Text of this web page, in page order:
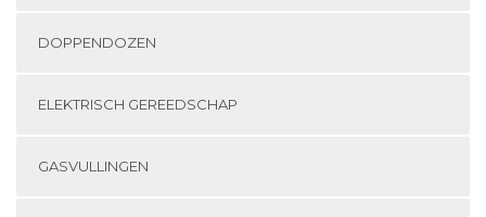
DOPPENDOZEN
ELEKTRISCH GEREEDSCHAP
GASVULLINGEN